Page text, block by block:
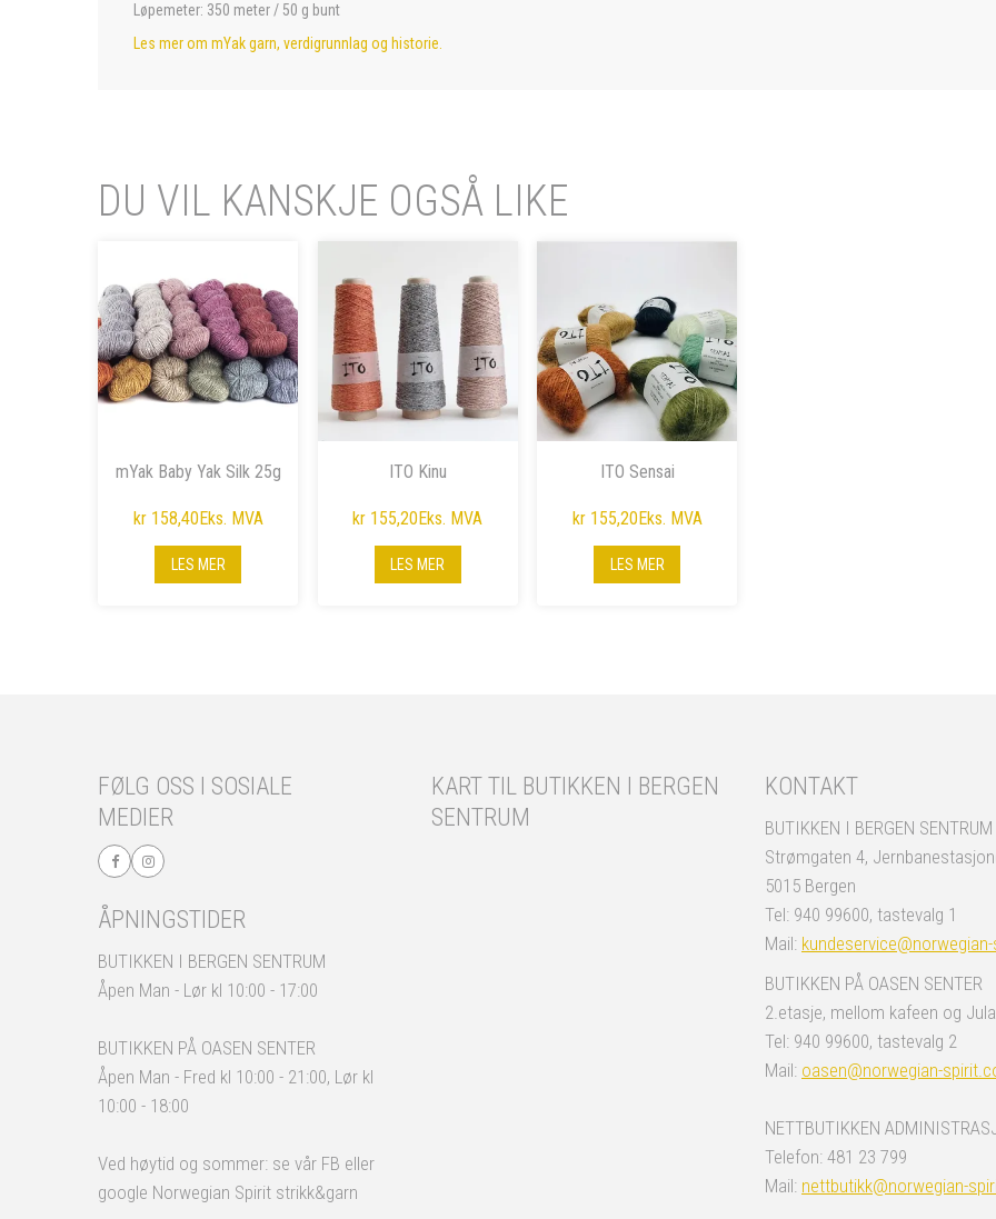
Løpemeter: 350 meter / 50 g bunt
Les mer om mYak garn, verdigrunnlag og historie.
DU VIL KANSKJE OGSÅ LIKE
mYak Baby Yak Silk 25g
kr 158,40Eks. MVA
LES MER
ITO Kinu
kr 155,20Eks. MVA
LES MER
ITO Sensai
kr 155,20Eks. MVA
LES MER
FØLG OSS I SOSIALE
MEDIER
ÅPNINGSTIDER
BUTIKKEN I BERGEN SENTRUM
Åpen Man - Lør kl 10:00 - 17:00
BUTIKKEN PÅ OASEN SENTER
Åpen Man - Fred kl 10:00 - 21:00, Lør kl
10:00 - 18:00
Ved høytid og sommer: se vår FB eller
google Norwegian Spirit strikk&garn
KART TIL BUTIKKEN I BERGEN
SENTRUM
KONTAKT
BUTIKKEN I BERGEN SENTRUM
Strømgaten 4,
5015 Bergen
Tel: 940 99600, tastevalg 1
Mail:
BUTIKKEN PÅ OASEN SENTER
2.etasje, mellom kafeen og Jula
Tel: 940 99600, tastevalg 2
Mail: oasen@norwegian-
NETTBUTIKKEN
Telefon: 481 23 799
Mail: nettbutikk@norwegian-